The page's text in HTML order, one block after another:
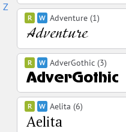
Z
Adventure (1)
AdverGothic (3)
Aelita (6)